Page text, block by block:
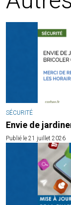
SÉCURITÉ
Envie de
Publié le 21 juillet 2026